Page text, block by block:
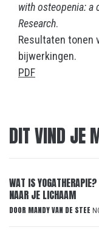
with osteopenia: a
Research.
Resultaten tonen
bijwerkingen.
PDF
DIT VIND JE
WAT IS
NAAR JE LICHAAM
DOOR MANDY VAN DE STEE